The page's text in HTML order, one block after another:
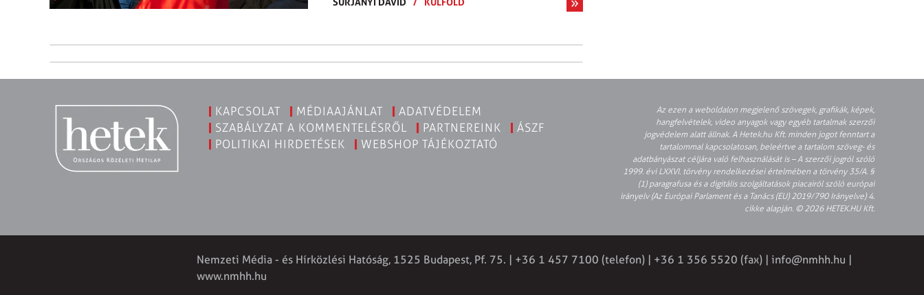
KAPCSOLAT MÉDIAAJÁNLAT
ADATVÉDELEM
SZABÁLYZAT A KOMMENTELÉSRŐL
PARTNEREINK
ÁSZF
POLITIKAI HIRDETÉSEK
WEBSHOP TÁJÉKOZTATÓ
Az ezen a weboldalon megjelenő szövegek, grafikák, képek,
hangfelvételek, video anyagok vagy egyéb tartalmak szerzői
jogvédelem alatt állnak. A Hetek.hu Kft. minden jogot fenntart a
tartalommal kapcsolatosan, beleértve a tartalom szöveg- és
adatbányászat céljára való felhasználását is – A szerzői jogról szóló
1999. évi LXXVI. törvény rendelkezései értelmében a törvény 35/A. §
(1) paragrafusa és a digitális szolgáltatások piacairól szóló európai
irányelv (Az Európai Parlament és a Tanács (EU) 2019/790 Irányelve) 4.
cikke alapján. © 2026 HETEK.HU Kft.
Nemzeti Média - és Hírközlési Hatóság, 1525 Budapest, Pf. 75. | +36 1 457 7100 (telefon) | +36 1 356 5520 (fax) | info@nmhh.hu
www.nmhh.hu